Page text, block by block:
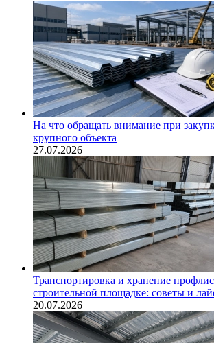
На что обращать внимание при
крупного объекта
27.07.2026
Транспортировка и хранение
строительной площадке: советы и
20.07.2026